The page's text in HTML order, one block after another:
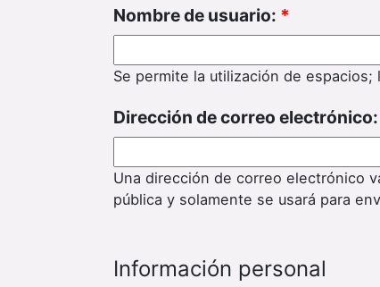
Nombre de usuario: *
Se permite la utilización de
Dirección de correo electrónico:
Una dirección de correo electrónico
pública y solamente se usará para
Información personal